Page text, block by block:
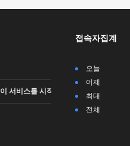
서비스를 시작합니다.
접속자집계
오늘
어제
최대
전체